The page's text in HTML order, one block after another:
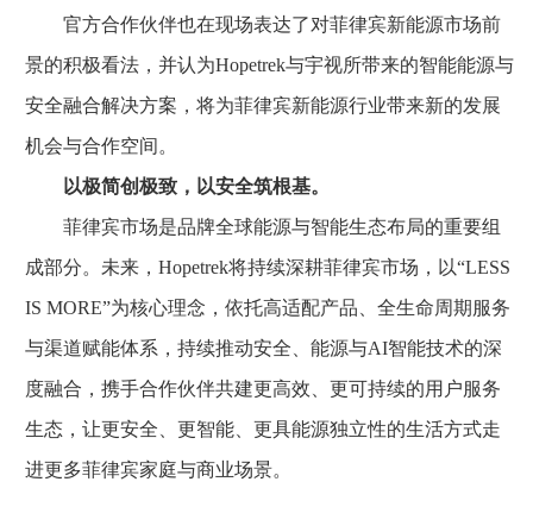
官方合作伙伴也在现场表达了对菲律宾新能源市场前
景的积极看法，并认为Hopetrek与宇视所带来的智能能源与
安全融合解决方案，将为菲律宾新能源行业带来新的发展
机会与合作空间。
以极简创极致，以安全筑根基。
菲律宾市场是品牌全球能源与智能生态布局的重要组
成部分。未来，Hopetrek将持续深耕菲律宾市场，以“LESS
IS MORE”为核心理念，依托高适配产品、全生命周期服务
与渠道赋能体系，持续推动安全、能源与AI智能技术的深
度融合，携手合作伙伴共建更高效、更可持续的用户服务
生态，让更安全、更智能、更具能源独立性的生活方式走
进更多菲律宾家庭与商业场景。